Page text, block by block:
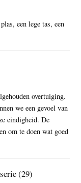
een lege tas, een
overtuiging.
we een gevoel van
eindigheid. De
om te doen wat goed
(29)